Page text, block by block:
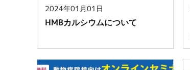
2024年01月01日
HMBカルシウムについて